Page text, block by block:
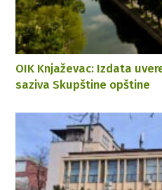
OIK Knjaževac: Izdata
saziva Skupštine opštine